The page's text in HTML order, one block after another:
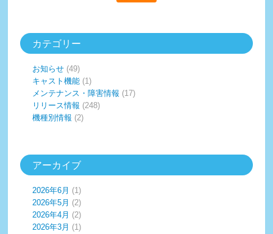
カテゴリー
お知らせ (49)
キャスト機能 (1)
メンテナンス・障害情報 (17)
リリース情報 (248)
機種別情報 (2)
アーカイブ
2026年6月 (1)
2026年5月 (2)
2026年4月 (2)
2026年3月 (1)